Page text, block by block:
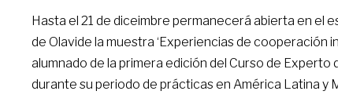
Hasta el 21 de diceimbre permanecerá abierta en el
de Olavide la muestra ‘Experiencias de cooperación
alumnado de la primera edición del Curso de
durante su periodo de prácticas en América Latina y